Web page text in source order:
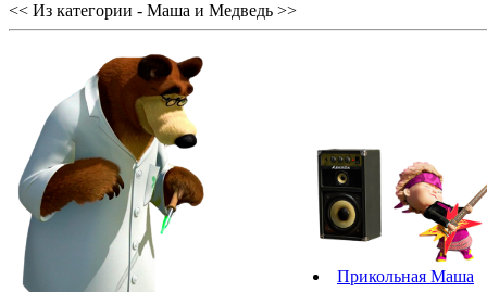
<< Из категории - Маша и Медведь >>
Прикольная Маша